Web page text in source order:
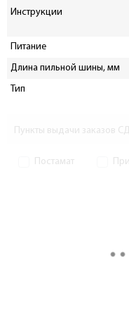
Инструкции
Питание
Длина пильной шины, мм
Тип
Пункты выдачи заказов
Постамат